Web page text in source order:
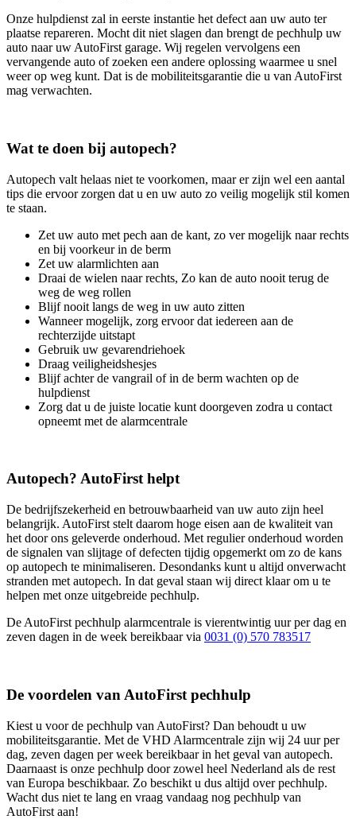
Onze hulpdienst zal in eerste instantie het defect aan uw auto ter
plaatse repareren. Mocht dit niet slagen dan brengt de pechhulp uw
auto naar uw AutoFirst garage. Wij regelen vervolgens een
vervangende auto of zoeken een andere oplossing waarmee u snel
weer op weg kunt. Dat is de mobiliteitsgarantie die u van AutoFirst
mag verwachten.
Wat te doen bij autopech?
Autopech valt helaas niet te voorkomen, maar er zijn wel een aantal
tips die ervoor zorgen dat u en uw auto zo veilig mogelijk stil komen
te staan.
Zet uw auto met pech aan de kant, zo ver mogelijk naar rechts
en bij voorkeur in de berm
Zet uw alarmlichten aan
Draai de wielen naar rechts, Zo kan de auto nooit terug de
weg de weg rollen
Blijf nooit langs de weg in uw auto zitten
Wanneer mogelijk, zorg ervoor dat iedereen aan de
rechterzijde uitstapt
Gebruik uw gevarendriehoek
Draag veiligheidshesjes
Blijf achter de vangrail of in de berm wachten op de
hulpdienst
Zorg dat u de juiste locatie kunt doorgeven zodra u contact
opneemt met de alarmcentrale
Autopech? AutoFirst helpt
De bedrijfszekerheid en betrouwbaarheid van uw auto zijn heel
belangrijk. AutoFirst stelt daarom hoge eisen aan de kwaliteit van
het door ons geleverde onderhoud. Met regulier onderhoud worden
de signalen van slijtage of defecten tijdig opgemerkt om zo de kans
op autopech te minimaliseren. Desondanks kunt u altijd onverwacht
stranden met autopech. In dat geval staan wij direct klaar om u te
helpen met onze uitgebreide pechhulp.
De AutoFirst pechhulp alarmcentrale is vierentwintig uur per dag en
zeven dagen in de week bereikbaar via 0031 (0) 570 783517
De voordelen van AutoFirst pechhulp
Kiest u voor de pechhulp van AutoFirst? Dan behoudt u uw
mobiliteitsgarantie. Met de VHD Alarmcentrale zijn wij 24 uur per
dag, zeven dagen per week bereikbaar in het geval van autopech.
Daarnaast is onze pechhulp door zowel heel Nederland als de rest
van Europa beschikbaar. Zo beschikt u dus altijd over pechhulp.
Wacht dus niet te lang en vraag vandaag nog pechhulp van
AutoFirst aan!